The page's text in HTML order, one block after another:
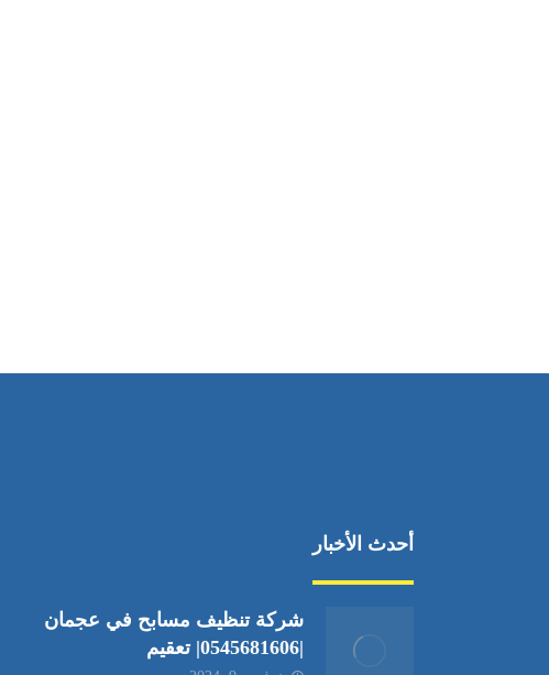
أحدث الأخبار
شركة تنظيف مسابح في عجمان
|0545681606| تعقيم